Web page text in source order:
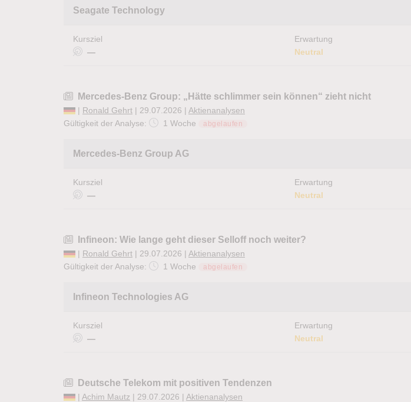
Seagate Technology
Kursziel
—
Erwartung
Neutral
Mercedes-Benz Group: „Hätte schlimmer sein können“ zieht nicht
| Ronald Gehrt | 29.07.2026 | Aktienanalysen
Gültigkeit der Analyse:
1 Woche abgelaufen
Mercedes-Benz Group AG
Kursziel
—
Erwartung
Neutral
Infineon: Wie lange geht dieser Selloff noch weiter?
| Ronald Gehrt | 29.07.2026 | Aktienanalysen
Gültigkeit der Analyse:
1 Woche abgelaufen
Infineon Technologies AG
Kursziel
—
Erwartung
Neutral
Deutsche Telekom mit positiven Tendenzen
| Achim Mautz | 29.07.2026 | Aktienanalysen